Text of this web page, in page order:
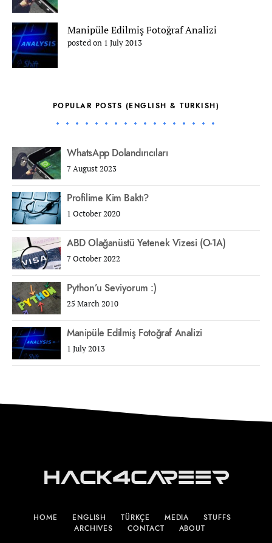
Manipüle Edilmiş Fotoğraf Analizi
posted on 1 July 2013
POPULAR POSTS (ENGLISH & TURKISH)
WhatsApp Dolandırıcıları
7 August 2023
Profilime Kim Baktı?
1 October 2020
ABD Olağanüstü Yetenek Vizesi (O-1A)
7 October 2022
Python’u Seviyorum :)
25 March 2010
Manipüle Edilmiş Fotoğraf Analizi
1 July 2013
Hack4Career
HOME ENGLISH TÜRKÇE MEDIA
STUFFS
ARCHIVES
CONTACT ABOUT